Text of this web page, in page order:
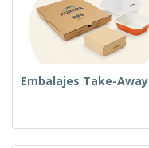
Embalajes Take-Away